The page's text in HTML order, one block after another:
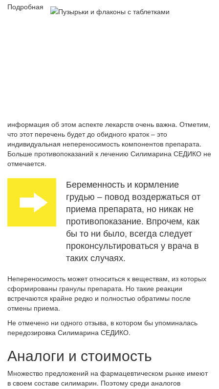
Подробная
информация об этом аспекте лекарств очень важна. Отметим,
что этот перечень будет до обидного краток – это
индивидуальная непереносимость компонентов препарата.
Больше противопоказаний к лечению Силимарина СЕДИКО не
отмечается.
Беременность и кормление
грудью – повод воздержаться от
приема препарата, но никак не
противопоказание. Впрочем, как
бы то ни было, всегда следует
проконсультироваться у врача в
таких случаях.
Непереносимость может относиться к веществам, из которых
сформированы гранулы препарата. Но такие реакции
встречаются крайне редко и полностью обратимы после
отмены приема.
Не отмечено ни одного отзыва, в котором бы упоминалась
передозировка Силимарина СЕДИКО.
Аналоги и стоимость
Множество предложений на фармацевтическом рынке имеют
в своем составе силимарин. Поэтому среди аналогов